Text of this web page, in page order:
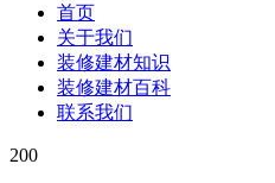
首页
关于我们
装修建材知识
装修建材百科
联系我们
200